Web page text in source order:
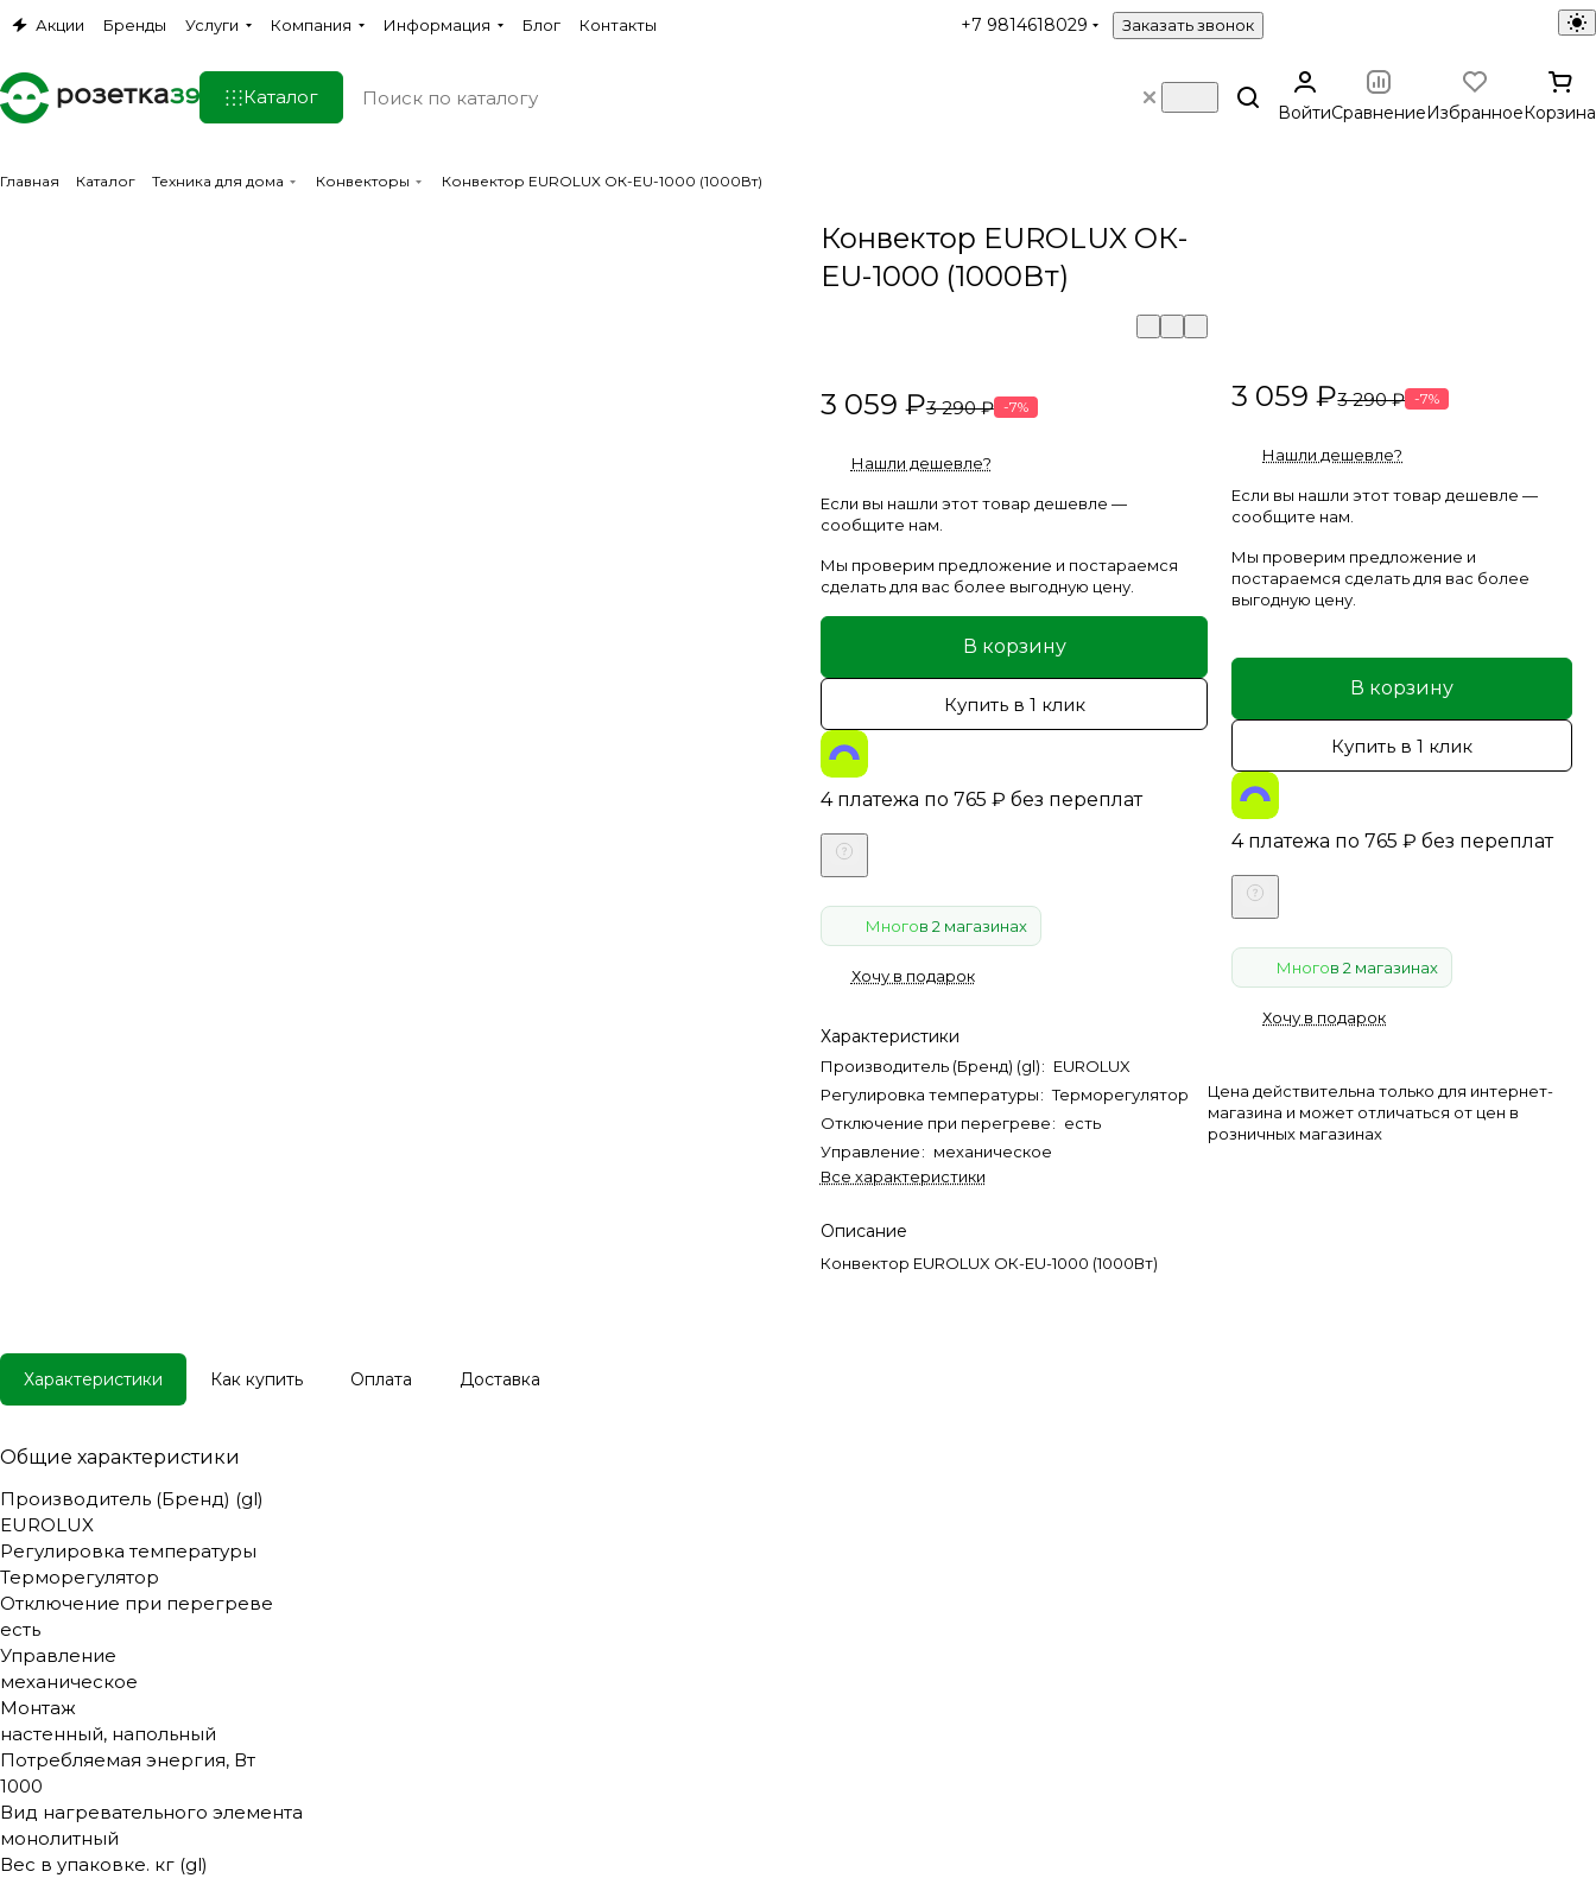
Акции Бренды Услуги Компания Информация Блог Контакты +7 9814618029 Заказать звонок
Каталог
ВойтиСравнениеИзбранноеКорзина
Главная Каталог Техника для дома Конвекторы Конвектор EUROLUX ОК-EU-1000 (1000Вт)
Конвектор EUROLUX ОК-
EU-1000 (1000Вт)
3 059 ₽3 290 ₽ -7%
Нашли дешевле?
Если вы нашли этот товар дешевле —
сообщите нам.
Мы проверим предложение и постараемся
сделать для вас более выгодную цену.
В корзину
Купить в 1 клик
4 платежа по 765 ₽ без переплат
Многов 2 магазинах
Хочу в подарок
Характеристики
Производитель (Бренд) (gl): EUROLUX
Регулировка температуры: Терморегулятор
Отключение при перегреве: есть
Управление: механическое
Все характеристики
Описание
Конвектор EUROLUX ОК-EU-1000 (1000Вт)
3 059 ₽3 290 ₽ -7%
Нашли дешевле?
Если вы нашли этот товар дешевле —
сообщите нам.
Мы проверим предложение и
постараемся сделать для вас более
выгодную цену.
В корзину
Купить в 1 клик
4 платежа по765₽без переплат
Многов 2 магазинах
Хочу в подарок
Цена действительна только для интернет-
магазина и может отличаться от цен в
розничных магазинах
Характеристики Как купить Оплата Доставка
Общие характеристики
Производитель (Бренд) (gl)
EUROLUX
Регулировка температуры
Терморегулятор
Отключение при перегреве
есть
Управление
механическое
Монтаж
настенный, напольный
Потребляемая энергия, Вт
1000
Вид нагревательного элемента
монолитный
Вес в упаковке. кг (gl)